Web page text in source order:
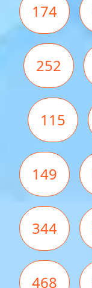
174
252
115
149
344
468